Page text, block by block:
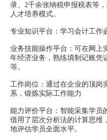
录、2千余张纳税申报税表等
人才培养模式。
专业知识平台：学习会计工作
业务技能操作平台：可在网上
年经济业务，熟练填制记账凭
等。
工作岗位：通过在企业的顶岗
系，锻炼实际工作能力
能力评价平台：智能采集学员
借用了层次分析法的计算思维
地评估学员全面水平。